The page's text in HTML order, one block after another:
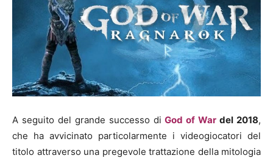
A seguito del grande successo diGod of War del 2018,
che ha avvicinato particolarmente i videogiocatori del
titolo attraverso una pregevole trattazione della mitologia